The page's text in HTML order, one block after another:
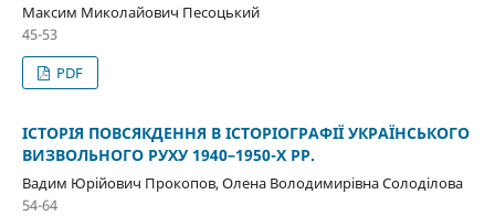
Максим Миколайович Песоцький
45-53
PDF
ІСТОРІЯ ПОВСЯКДЕННЯ В ІСТОРІОГРАФІЇ УКРАЇНСЬКОГО
ВИЗВОЛЬНОГО РУХУ 1940–1950-Х РР.
Вадим Юрійович Прокопов, Олена Володимирівна Солоділова
54-64